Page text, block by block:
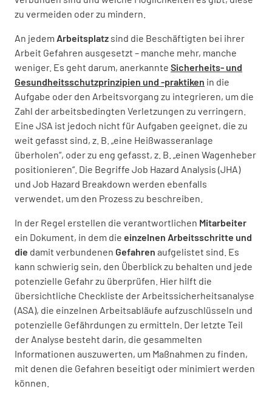
zu vermeiden oder zu mindern.
An jedem Arbeitsplatz sind die Beschäftigten bei ihrer
Arbeit Gefahren ausgesetzt – manche mehr, manche
weniger. Es geht darum, anerkannte Sicherheits- und
Gesundheitsschutzprinzipien und -praktiken in die
Aufgabe oder den Arbeitsvorgang zu integrieren, um die
Zahl der arbeitsbedingten Verletzungen zu verringern.
Eine JSA ist jedoch nicht für Aufgaben geeignet, die zu
weit gefasst sind, z. B. „eine Heißwasseranlage
überholen“, oder zu eng gefasst, z. B. „einen Wagenheber
positionieren“. Die Begriffe Job Hazard Analysis (JHA)
und Job Hazard Breakdown werden ebenfalls
verwendet, um den Prozess zu beschreiben.
In der Regel erstellen die verantwortlichen Mitarbeiter
ein Dokument, in dem die einzelnen Arbeitsschritte und
die damit verbundenen Gefahren aufgelistet sind. Es
kann schwierig sein, den Überblick zu behalten und jede
potenzielle Gefahr zu überprüfen. Hier hilft die
übersichtliche Checkliste der Arbeitssicherheitsanalyse
(ASA), die einzelnen Arbeitsabläufe aufzuschlüsseln und
potenzielle Gefährdungen zu ermitteln. Der letzte Teil
der Analyse besteht darin, die gesammelten
Informationen auszuwerten, um Maßnahmen zu finden,
mit denen die Gefahren beseitigt oder minimiert werden
können.